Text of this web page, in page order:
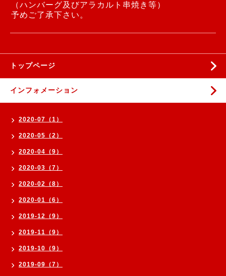
（ハンバーグ及びアラカルト串焼き等）
予めご了承下さい。
トップページ
インフォメーション
2020-07（1）
2020-05（2）
2020-04（9）
2020-03（7）
2020-02（8）
2020-01（6）
2019-12（9）
2019-11（9）
2019-10（9）
2019-09（7）